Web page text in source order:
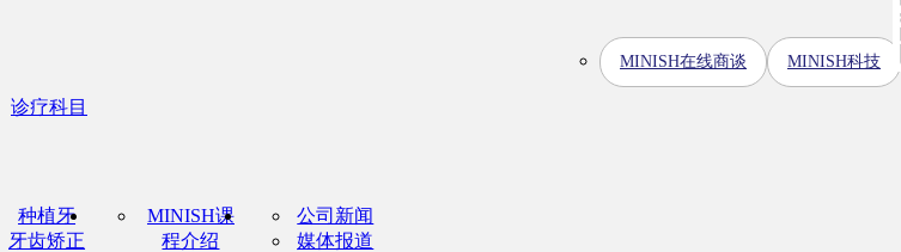
诊疗科目
MINISH在线商谈 MINISH科技
种植牙
牙齿矫正
MINISH课
程介绍
公司新闻
媒体报道